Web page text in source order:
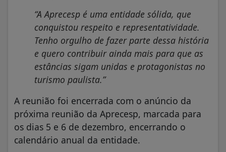
“A Aprecesp é uma entidade sólida, que
conquistou respeito e representatividade.
Tenho orgulho de fazer parte dessa história
e quero contribuir ainda mais para que as
estâncias sigam unidas e protagonistas no
turismo paulista.”
A reunião foi encerrada com o anúncio da
próxima reunião da Aprecesp, marcada para
os dias 5 e 6 de dezembro, encerrando o
calendário anual da entidade.